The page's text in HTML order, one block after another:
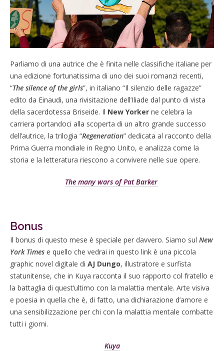
Parliamo di una autrice che è finita nelle classifiche italiane per
una edizione fortunatissima di uno dei suoi romanzi recenti,
“The silence of the girls”, in italiano “Il silenzio delle ragazze”
edito da Einaudi, una rivisitazione dell’Iliade dal punto di vista
della sacerdotessa Briseide. Il New Yorker ne celebra la
carriera portandoci alla scoperta di un altro grande successo
dell’autrice, la trilogia “Regeneration” dedicata al racconto della
Prima Guerra mondiale in Regno Unito, e analizza come la
storia e la letteratura riescono a convivere nelle sue opere.
The many wars of Pat Barker
Bonus
Il bonus di questo mese è speciale per davvero. Siamo sul New
York Times e quello che vedrai in questo link è una piccola
graphic novel digitale di AJ Dungo, illustratore e surfista
statunitense, che in Kuya racconta il suo rapporto col fratello e
la battaglia di quest’ultimo con la malattia mentale. Arte visiva
e poesia in quella che è, di fatto, una dichiarazione d’amore e
una sensibilizzazione per chi con la malattia mentale combatte
tutti i giorni.
Kuya